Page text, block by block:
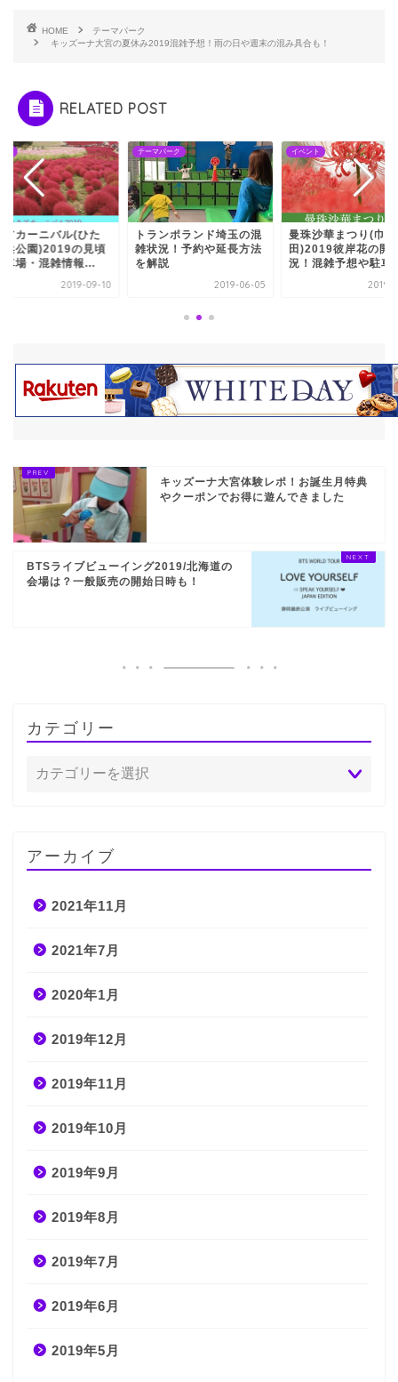
HOME
テーマパーク
キッズーナ大宮の夏休み2019混雑予想！雨の日や週末の混み具合も！
RELATED POST
パーク
ンポランド埼玉の混
況！予約や延長方法
説
2019-06-05
イベント
曼珠沙華まつり(巾着
田)2019彼岸花の開花状
況！混雑予想や駐車場...
2019-09-04
イベント
コキアカーニバル(
ち海浜公園)2019の
や駐車場・混雑情報
2019-
キッズーナ大宮体験レポ！お誕生月特典
やクーポンでお得に遊んできました
BTSライブビューイング2019/北海道の
会場は？一般販売の開始日時も！
カテゴリー
アーカイブ
2021年11月
2021年7月
2020年1月
2019年12月
2019年11月
2019年10月
2019年9月
2019年8月
2019年7月
2019年6月
2019年5月